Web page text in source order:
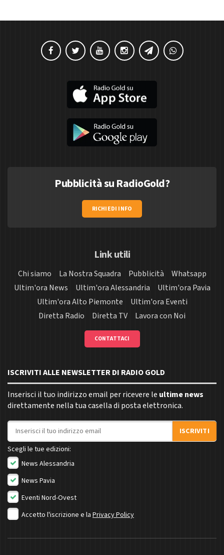
Pubblicità su RadioGold?
RICHIEDI INFO
Link utili
Chi siamo La Nostra Squadra Pubblicità
Whatsapp
Ultim'ora News
Ultim'ora Alessandria
Ultim'ora Pavia
Ultim'ora Alto Piemonte
Ultim'ora Eventi
Diretta Radio
Diretta TV Lavora con Noi
CONTATTACI
ISCRIVITI ALLE NEWSLETTER DI RADIO GOLD
Inserisci il tuo indirizzo email per ricevere le ultime news
direttamente nella tua casella di posta elettronica.
Indirizzo email
ISCRIVITI
Scegli le tue edizioni:
News Alessandria
News Pavia
Eventi Nord-Ovest
Accetto l'iscrizione e la Privacy Policy